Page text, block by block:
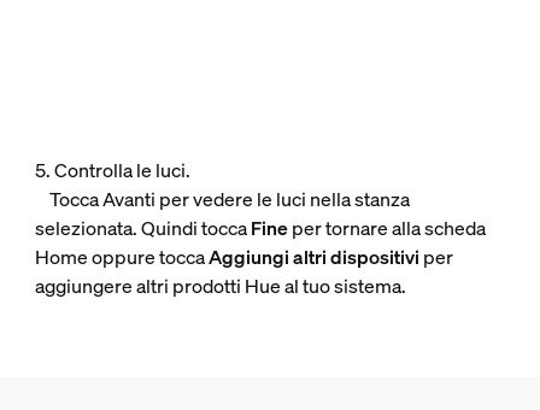
5. Controlla le luci.
Tocca Avanti per vedere le luci nella stanza
selezionata. Quindi toccaFineper tornare alla scheda
Home oppure toccaAggiungi altri dispositivi per
aggiungere altri prodotti Hue al tuo sistema.